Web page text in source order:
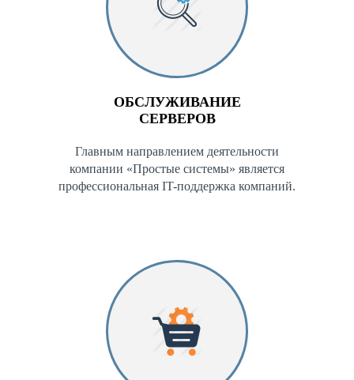
ОБСЛУЖИВАНИЕ
СЕРВЕРОВ
Главным направлением деятельности
компании «Простые системы» является
профессиональная IT-поддержка компаний.